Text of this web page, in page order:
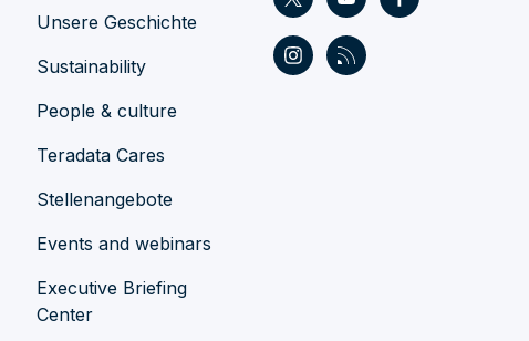
Unsere Geschichte
Sustainability
People & culture
Teradata Cares
Stellenangebote
Events and webinars
Executive Briefing
Center